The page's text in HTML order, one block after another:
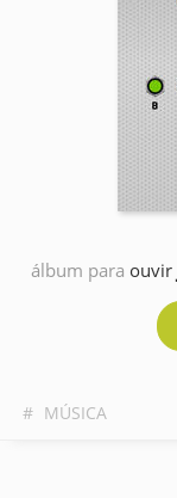
álbum para ouvir
# MÚSICA